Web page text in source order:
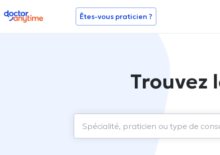
doctoranytime Êtes-vous praticien ?
Trouvez